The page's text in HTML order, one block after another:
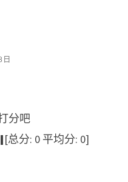
分吧
[总分: 0 平均分: 0]